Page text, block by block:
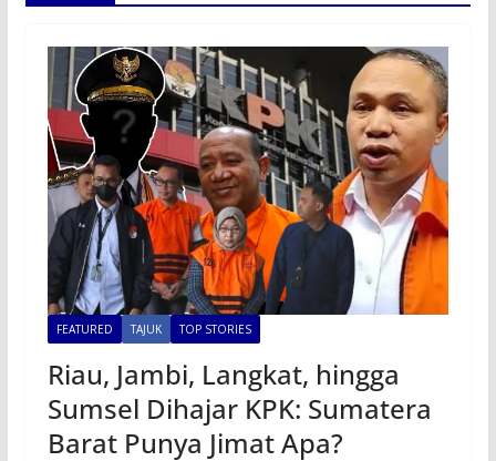
FEATURED TAJUK TOP STORIES
Riau, Jambi, Langkat, hingga
Sumsel Dihajar KPK: Sumatera
Barat Punya Jimat Apa?